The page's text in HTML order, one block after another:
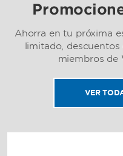
Ahorra en tu próxima
limitado,
miembros de
VER